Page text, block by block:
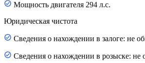
Мощность двигателя 294 л.с.
Юридическая чистота
Сведения о нахождении в залоге: не
Сведения о нахождении в розыске: не